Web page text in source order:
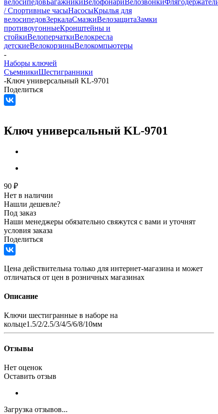
велосипедов Багажники Велофонари Велозвонки
/ Спортивные часыНасосыКрылья для
велосипедовЗеркалаСмазкиВелозащитаЗамки
противоугонныеКронштейны и
стойкиВелоперчаткиВелокресла
детскиеВелокорзиныВелокомпьютеры
-
Наборы ключей
СъемникиШестигранники
-Ключ универсальный KL-9701
Поделиться
Ключ универсальный KL-9701
90 ₽
Нет в наличии
Нашли дешевле?
Под заказ
Наши менеджеры обязательно свяжутся с вами и уточнят
условия заказа
Поделиться
Цена действительна только для интернет-магазина и может
отличаться от цен в розничных магазинах
Описание
Ключи шестигранные в наборе на
кольце1.5/2/2.5/3/4/5/6/8/10мм
Отзывы
Нет оценок
Оставить отзыв
Загрузка отзывов...